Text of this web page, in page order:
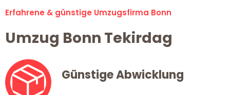
Erfahrene & günstige Umzugsfirma Bonn
Umzug Bonn Tekirdag
Günstige Abwicklung